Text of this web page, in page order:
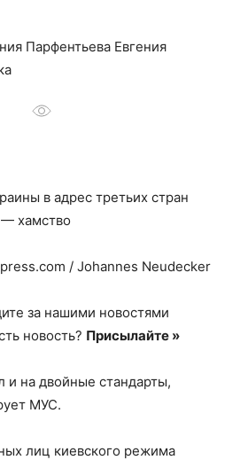
Парфентьева Евгения
в адрес третьих стран
хамство
/ Johannes Neudecker
за нашими новостями
новость? Присылайте »
и на двойные стандарты,
МУС.
лиц киевского режима